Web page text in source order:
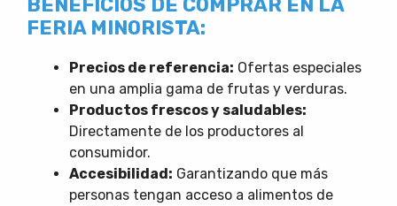
FERIA MINORISTA:
Precios de referencia: Ofertas especiales
en una amplia gama de frutas y verduras.
Productos frescos y saludables:
Directamente de los productores al
consumidor.
Accesibilidad: Garantizando que más
personas tengan acceso a alimentos de